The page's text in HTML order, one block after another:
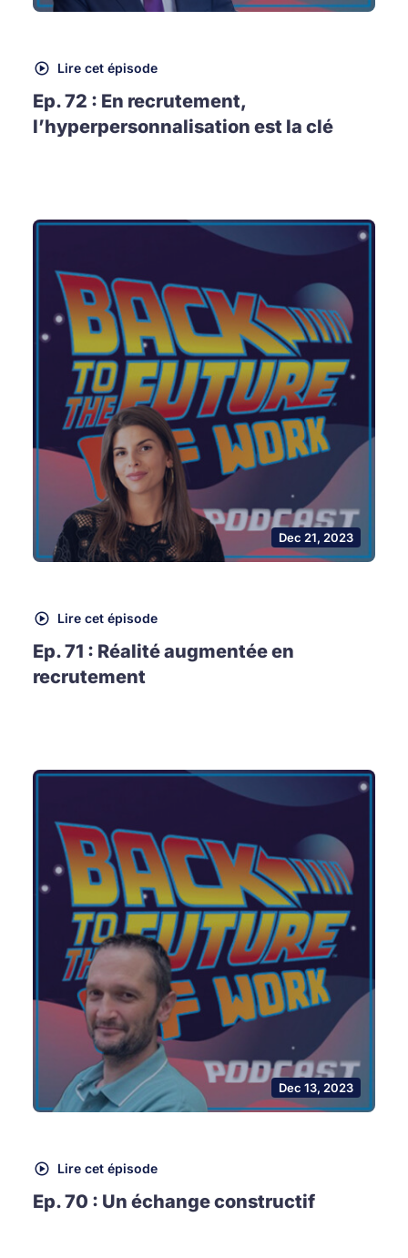
Lire cet épisode
Ep. 72 : En recrutement,
l’hyperpersonnalisation est la clé
Dec 21, 2023
Lire cet épisode
Ep. 71 : Réalité augmentée en
recrutement
Dec 13, 2023
Lire cet épisode
Ep. 70 : Un échange constructif